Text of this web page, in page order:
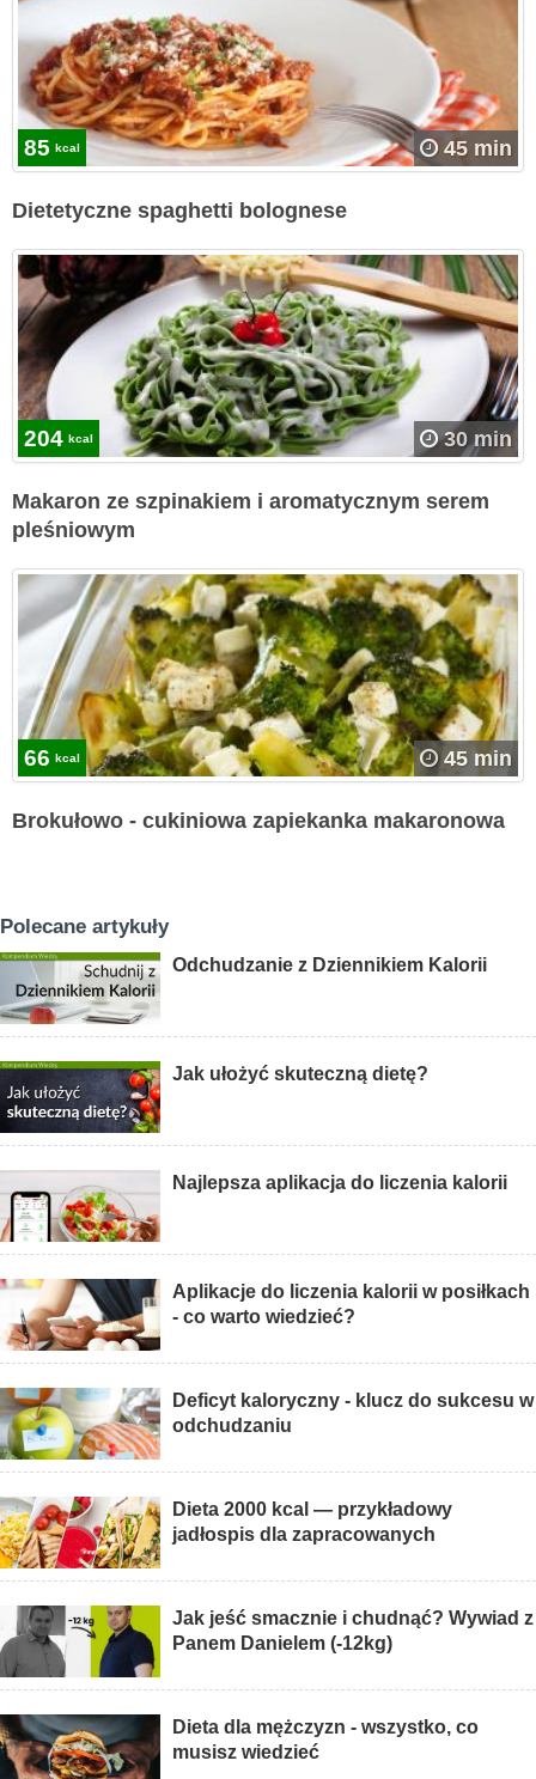
85 kcal 45 min
Dietetyczne spaghetti bolognese
204 kcal 30 min
Makaron ze szpinakiem i aromatycznym serem
pleśniowym
66 kcal 45 min
Brokułowo - cukiniowa zapiekanka makaronowa
Polecane artykuły
Odchudzanie z Dziennikiem Kalorii
Jak ułożyć skuteczną dietę?
Najlepsza aplikacja do liczenia kalorii
Aplikacje do liczenia kalorii w posiłkach
- co warto wiedzieć?
Deficyt kaloryczny - klucz do sukcesu w
odchudzaniu
Dieta 2000 kcal — przykładowy
jadłospis dla zapracowanych
Jak jeść smacznie i chudnąć? Wywiad z
Panem Danielem (-12kg)
Dieta dla mężczyzn - wszystko, co
musisz wiedzieć